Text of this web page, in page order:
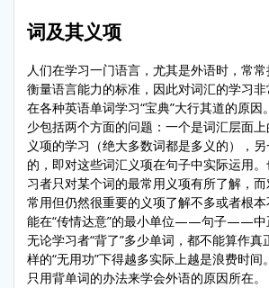
词及其义项
人们在学习一门语言，尤其是外语时，常常
衡量语言能力的标准，因此对词汇的学习
在各种英语单词学习“宝典”大行其道的原
少包括两个方面的问题：一个是词汇层面
义项的学习（绝大多数词都是多义的），
的，即对这些词汇义项在句子中实际运用
习者只对某个词的最常用义项有所了解，
常用但仍然很重要的义项了解不多或者根
能在“传情达意”的最小单位——句子——中
无论学习者“背了”多少单词，都不能算作
样的“无用功”下得越多实际上越是浪费时
只用背单词的办法来学会外语的原因所在。